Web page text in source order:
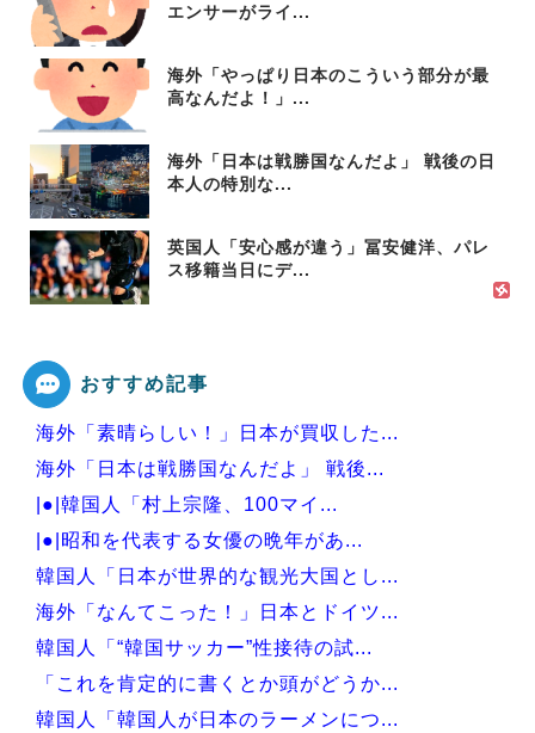
エンサーがライ...
海外「やっぱり日本のこういう部分が最
高なんだよ！」...
海外「日本は戦勝国なんだよ」 戦後の日
本人の特別な...
英国人「安心感が違う」冨安健洋、パレ
ス移籍当日にデ...
おすすめ記事
海外「素晴らしい！」日本が買収した...
海外「日本は戦勝国なんだよ」 戦後...
|●|韓国人「村上宗隆、100マイ...
|●|昭和を代表する女優の晩年があ...
韓国人「日本が世界的な観光大国とし...
海外「なんてこった！」日本とドイツ...
韓国人「“韓国サッカー”性接待の試...
「これを肯定的に書くとか頭がどうか...
韓国人「韓国人が日本のラーメンにつ...